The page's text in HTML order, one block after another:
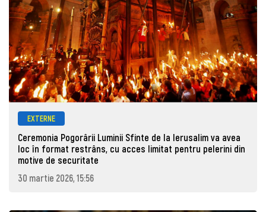
EXTERNE
Ceremonia Pogorârii Luminii Sfinte de la Ierusalim va avea
loc în format restrâns, cu acces limitat pentru pelerini din
motive de securitate
30 martie 2026, 15:56